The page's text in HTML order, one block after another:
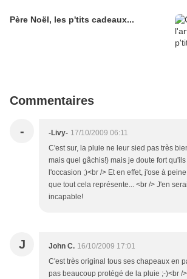
Père Noël, les p'tits cadeaux...
Commentaires
- -Livy- 17/10/2009 06:11
C'est sur, la pluie ne leur sied pas très
mais quel gâchis!) mais je doute fort
l'occasion ;)<br /> Et en effet, j'ose à
que tout cela représente... <br /> J'en
incapable!
J John C. 16/10/2009 17:01
C'est très original tous ses chapeaux en
pas beaucoup protégé de la pluie ;-)<br /